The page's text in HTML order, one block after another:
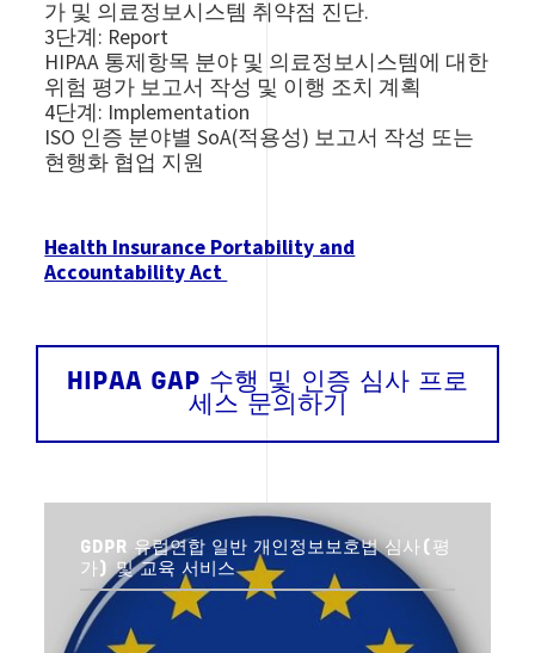
가 및 의료정보시스템 취약점 진단.
3단계: Report
HIPAA 통제항목 분야 및 의료정보시스템에 대한
위험 평가 보고서 작성 및 이행 조치 계획
4단계: Implementation
ISO 인증 분야별 SoA(적용성) 보고서 작성 또는
현행화 협업 지원
Health Insurance Portability and
Accountability Act
HIPAA GAP 수행 및 인증 심사 프로
세스 문의하기
GDPR 유럽연합 일반 개인정보보호법 심사(평
가) 및 교육 서비스